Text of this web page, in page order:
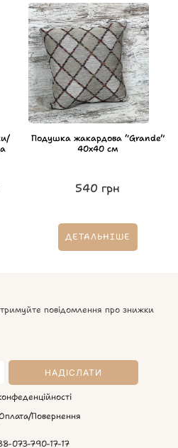
Подушка жакардова “Grande”
40х40 см
540 грн
ДЕТАЛЬНІШЕ
повідомлення про знижки
Повернення
073-790-17-17